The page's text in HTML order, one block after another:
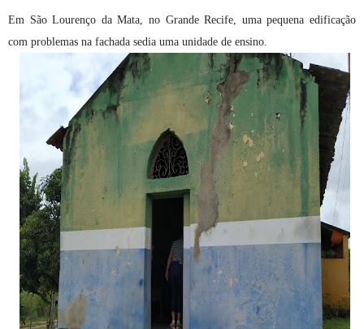
Em São Lourenço da Mata, no Grande Recife, uma pequena edificação
com problemas na fachada sedia uma unidade de ensino.